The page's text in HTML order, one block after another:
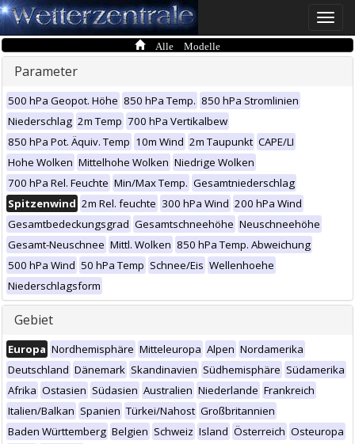
Toggle
Alle Modelle
Parameter
500 hPa Geopot. Höhe 850 hPa Temp. 850 hPa Stromlinien
Niederschlag 2m Temp 700 hPa Vertikalbew
850 hPa Pot. Äquiv. Temp 10m Wind 2m Taupunkt CAPE/LI
Hohe Wolken Mittelhohe Wolken Niedrige Wolken
700 hPa Rel. Feuchte Min/Max Temp. Gesamtniederschlag
Spitzenwind 2m Rel. feuchte 300 hPa Wind 200 hPa Wind
Gesamtbedeckungsgrad Gesamtschneehöhe Neuschneehöhe
Gesamt-Neuschnee Mittl. Wolken 850 hPa Temp. Abweichung
500 hPa Wind 50 hPa Temp Schnee/Eis Wellenhoehe
Niederschlagsform
Gebiet
Europa Nordhemisphäre Mitteleuropa Alpen Nordamerika
Deutschland Dänemark Skandinavien Südhemisphäre Südamerika
Afrika Ostasien Südasien Australien Niederlande Frankreich
Italien/Balkan Spanien Türkei/Nahost Großbritannien
Baden Württemberg Belgien Schweiz Island Österreich Osteuropa